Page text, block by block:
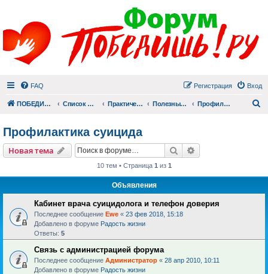
FAQ Вход
Регистрация
ПОБЕДИШЬ.РУ Список форумов Практический раздел Полезные материалы Профилактика суицида
Профилактика суицида
Новая тема Поиск
10 тем • Страница 1 из 1
Объявления
Кабинет врача суицидолога и телефон доверия
Последнее сообщение Ewe « 23 фев 2018, 15:18
Добавлено в форуме Радость жизни
Ответы: 5
Связь с администрацией форума
Последнее сообщение Администратор « 28 апр 2010, 10:11
Добавлено в форуме Радость жизни